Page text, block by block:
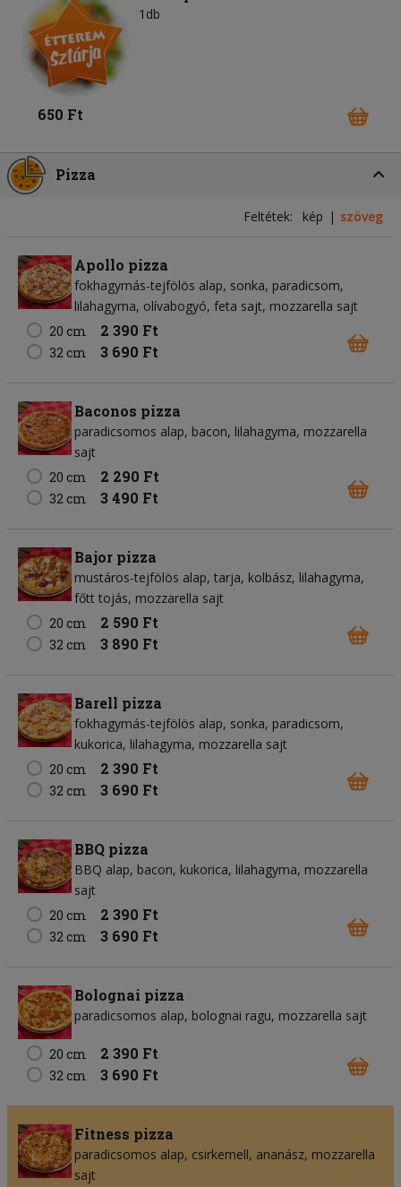
1db
650 Ft
Pizza
Feltétek: kép szöveg
Apollo pizza
fokhagymás-tejfölös alap sonka paradicsom
lilahagyma olívabogyó feta sajt mozzarella sajt
20 cm
2 390 Ft
32 cm 3 690 Ft
Baconos pizza
paradicsomos alap bacon lilahagyma mozzarella
sajt
20 cm
2 290 Ft
32 cm 3 490 Ft
Bajor pizza
mustáros-tejfölös alap tarja kolbász lilahagyma
főtt tojás mozzarella sajt
20 cm
2 590 Ft
32 cm 3 890 Ft
Barell pizza
fokhagymás-tejfölös alap sonka paradicsom
kukorica lilahagyma mozzarella sajt
20 cm
2 390 Ft
32 cm 3 690 Ft
BBQ pizza
BBQ alap bacon kukorica lilahagyma mozzarella
sajt
20 cm
2 390 Ft
32 cm 3 690 Ft
Bolognai pizza
paradicsomos alap bolognai ragu mozzarella sajt
20 cm 2 390 Ft
32 cm 3 690 Ft
Fitness pizza
paradicsomos alap csirkemell ananász mozzarella
sajt